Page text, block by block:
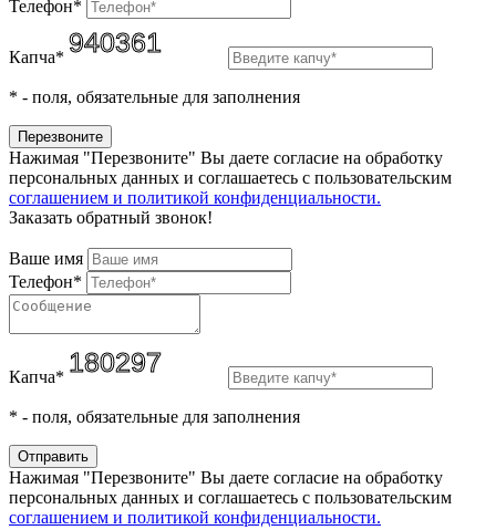
Телефон*
Капча*
* - поля, обязательные для заполнения
Нажимая "Перезвоните" Вы даете согласие на обработку
персональных данных и соглашаетесь c пользовательским
соглашением и политикой конфиденциальности.
Заказать обратный звонок!
Ваше имя
Телефон*
Капча*
* - поля, обязательные для заполнения
Нажимая "Перезвоните" Вы даете согласие на обработку
персональных данных и соглашаетесь c пользовательским
соглашением и политикой конфиденциальности.